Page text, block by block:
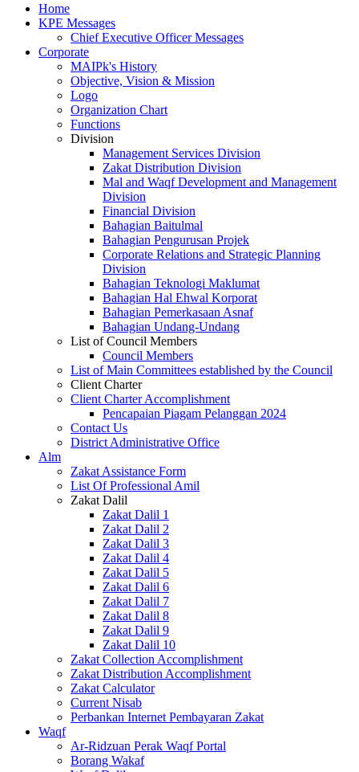
Home
KPE Messages
Chief Executive Officer Messages
Corporate
MAIPk's History
Objective, Vision & Mission
Logo
Organization Chart
Functions
Division
Management Services Division
Zakat Distribution Division
Mal and Waqf Development and Management
Division
Financial Division
Bahagian Baitulmal
Bahagian Pengurusan Projek
Corporate Relations and Strategic Planning
Division
Bahagian Teknologi Maklumat
Bahagian Hal Ehwal Korporat
Bahagian Pemerkasaan Asnaf
Bahagian Undang-Undang
List of Council Members
Council Members
List of Main Committees established by the Council
Client Charter
Client Charter Accomplishment
Pencapaian Piagam Pelanggan 2024
Contact Us
District Administrative Office
Alm
Zakat Assistance Form
List Of Professional Amil
Zakat Dalil
Zakat Dalil 1
Zakat Dalil 2
Zakat Dalil 3
Zakat Dalil 4
Zakat Dalil 5
Zakat Dalil 6
Zakat Dalil 7
Zakat Dalil 8
Zakat Dalil 9
Zakat Dalil 10
Zakat Collection Accomplishment
Zakat Distribution Accomplishment
Zakat Calculator
Current Nisab
Perbankan Internet Pembayaran Zakat
Waqf
Ar-Ridzuan Perak Waqf Portal
Borang Wakaf